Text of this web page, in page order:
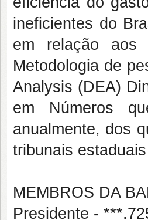
ineficientes do
em relação aos
Metodologia de
Analysis (DEA)
em Números
anualmente, dos
tribunais
MEMBROS DA
Presidente -